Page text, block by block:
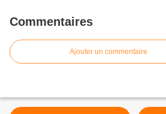
Commentaires
Ajouter un commentaire